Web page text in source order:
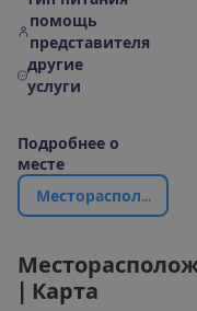
помощь
представителя
другие
услуги
Подробнее о
месте
Месторасполож
Месторасполо
Карта